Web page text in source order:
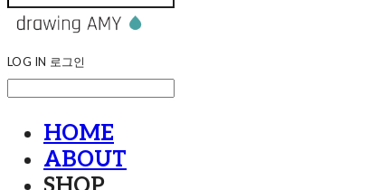
LOG IN 로그인
HOME
ABOUT